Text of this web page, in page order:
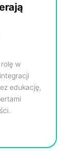
w
edukację,